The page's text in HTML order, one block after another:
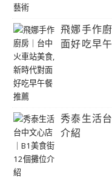
飛娜手作
面好吃早
秀泰生活
介紹